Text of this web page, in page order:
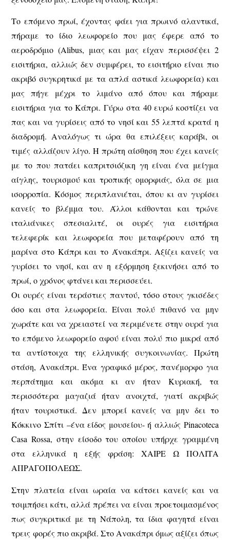
Το επόμενο πρωί, έχοντας φάει για πρωινό αλαντικά,
πήραμε το ίδιο λεωφορείο που μας έφερε από το
αεροδρόμιο (Alibus, μιας και μας είχαν περισσέψει 2
εισιτήρια, αλλιώς δεν συμφέρει, το εισιτήριο είναι πιο
ακριβό συγκρητικά με τα απλά αστικά λεωφορεία) και
μας πήγε μέχρι το λιμάνο από όπου και πήραμε
εισιτήρια για το Κάπρι. Γύρω στα 40 ευρώ κοστίζει να
πας και να γυρίσεις από το νησί και 55 λεπτά κρατά η
διαδρομή. Αναλόγως τι ώρα θα επιλέξεις καράβι, οι
τιμές αλλάζουν λίγο. Η πρώτη αίσθηση που έχει κανείς
με το που πατάει καπριτσιόζικη γη είναι ένα μείγμα
αίγλης, τουρισμού και τροπικής ομορφιάς, όλα σε μια
ισορροπία. Κόσμος περιπλανιέται, όπου κι αν γυρίσει
κανείς το βλέμμα του. Άλλοι κάθονται και τρώνε
ιταλιάνικες σπεσιαλιτέ, οι ουρές για εισιτήρια
τελεφερίκ και λεωφορεία που μεταφέρουν από τη
μαρίνα στο Κάπρι και το Άνακάπρι. Αξίζει κανείς να
γυρίσει το νησί, και αν η εξόρμηση ξεκινήσει από το
πρωί, ο χρόνος φτάνει και περισσεύει.
Οι ουρές είναι τεράστιες παντού, τόσο στους γκισέδες
όσο και στα λεωφορεία. Είναι πολύ πιθανό να μην
χωράτε και να χρειαστεί να περιμένετε στην ουρά για
το επόμενο λεωφορείο αφού είναι πολύ πιο μικρά από
τα αντίστοιχα της ελληνικής συγκοινωνίας. Πρώτη
στάση, Ανακάπρι. Ένα γραφικό μέρος, πανέμορφο για
περπάτημα και ακόμα κι αν ήταν Κυριακή, τα
περισσότερα μαγαζιά ήταν ανοιχτά, γιατί ακριβώς
ήταν τουριστικά. Δεν μπορεί κανείς να μην δει το
Κόκκινο Σπίτι –ένα είδος μουσείου- ή αλλιώς Pinacoteca
Casa Rossa, στην είσοδο του οποίου υπήρχε γραμμένη
στα ελληνικά η εξής φράση: ΧΑΙΡΕ Ω ΠΟΛΙΤΑ
ΑΠΡΑΓΟΠΟΛΕΩΣ.
Στην πλατεία είναι ωραία να κάτσει κανείς και να
τσιμπήσει κάτι, αλλά πρέπει να είναι προετοιμασμένος
πως συγκριτικά με τη Νάπολη, τα ίδια φαγητά είναι
τρεις φορές πιο ακριβά. Στο Ανακάπρι όμως αξίζει όπως